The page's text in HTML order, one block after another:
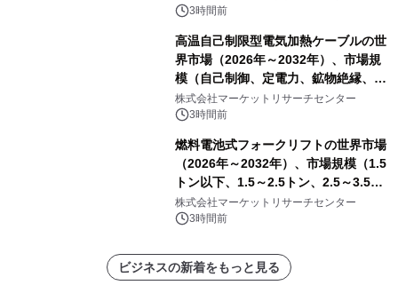
3時間前
高温自己制限型電気加熱ケーブルの世
界市場（2026年～2032年）、市場規
模（自己制御、定電力、鉱物絶縁、表
皮効果）・分析レポートを発表
株式会社マーケットリサーチセンター
3時間前
燃料電池式フォークリフトの世界市場
（2026年～2032年）、市場規模（1.5
トン以下、1.5～2.5トン、2.5～3.5ト
ン、3.5～5.0トン、その他）・分析レ
ポートを発表
株式会社マーケットリサーチセンター
3時間前
ビジネスの新着をもっと見る